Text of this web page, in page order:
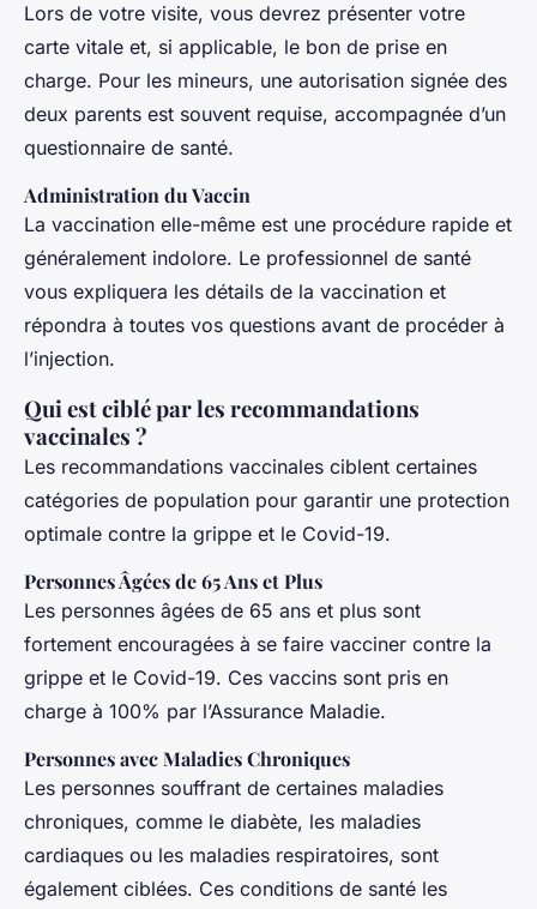
Lors de votre visite, vous devrez présenter votre
carte vitale et, si applicable, le bon de prise en
charge. Pour les mineurs, une autorisation signée des
deux parents est souvent requise, accompagnée d’un
questionnaire de santé.
Administration du Vaccin
La vaccination elle-même est une procédure rapide et
généralement indolore. Le professionnel de santé
vous expliquera les détails de la vaccination et
répondra à toutes vos questions avant de procéder à
l’injection.
Qui est ciblé par les recommandations
vaccinales ?
Les recommandations vaccinales ciblent certaines
catégories de population pour garantir une protection
optimale contre la grippe et le Covid-19.
Personnes Âgées de 65 Ans et Plus
Les personnes âgées de 65 ans et plus sont
fortement encouragées à se faire vacciner contre la
grippe et le Covid-19. Ces vaccins sont pris en
charge à 100% par l’Assurance Maladie.
Personnes avec Maladies Chroniques
Les personnes souffrant de certaines maladies
chroniques, comme le diabète, les maladies
cardiaques ou les maladies respiratoires, sont
également ciblées. Ces conditions de santé les